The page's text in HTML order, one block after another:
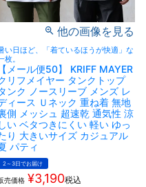
他の画像を見る
い日ほど、「着ているほうが快適」な
枚。
【メール便50】 KRIFF MAYER
リフメイヤー タンクトップ
ンク ノースリーブ メンズ レ
ィース Ｕネック 重ね着 無地
側 メッシュ 超速乾 通気性 涼
しい ベタつきにくい 軽い ゆっ
り 大きいサイズ カジュアル
パティ
2～3日でお届け
売価格 ¥3,190税込